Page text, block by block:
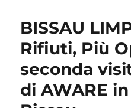
BISSAU
Rifiuti, Più
seconda
di AWARE